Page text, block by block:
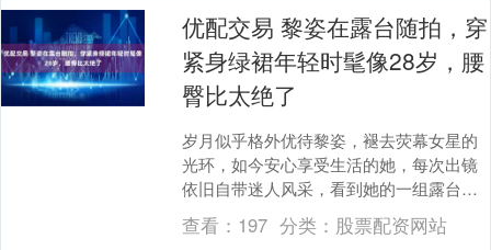
优配交易 黎姿在露台随拍，穿
紧身绿裙年轻时髦像28岁，腰
臀比太绝了
岁月似乎格外优待黎姿，褪去荧幕女星的
光环，如今安心享受生活的她，每次出镜
依旧自带迷人风采，看到她的一组露台随
拍，黎姿用一身简约绿色连衣裙的搭配大
方出镜，没有精致....
查看： 197 分类： 股票配资网站